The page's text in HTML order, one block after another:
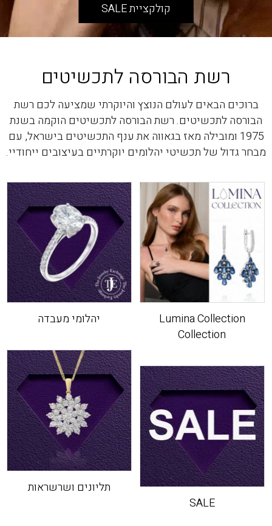
קולקציית SALE
רשת הבורסה לתכשיטים
ברוכים הבאים לעולם הנוצץ והיוקרתי שמציעה לכם רשת
הבורסה לתכשיטים. רשת הבורסה לתכשיטים הוקמה בשנת
1975 ומובילה מאז בגאווה את ענף התכשיטים בישראל, עם
מבחר גדול של תכשיטי יהלומים יוקרתיים בעיצובים ייחודיי.
Lumina Collection
Collection
SALE
יהלומי מעבדה
תליונים ושרשראות